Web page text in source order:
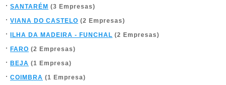
SANTARÉM (3 Empresas)
VIANA DO CASTELO (2 Empresas)
ILHA DA MADEIRA - FUNCHAL (2 Empresas)
FARO (2 Empresas)
BEJA (1 Empresa)
COIMBRA (1 Empresa)